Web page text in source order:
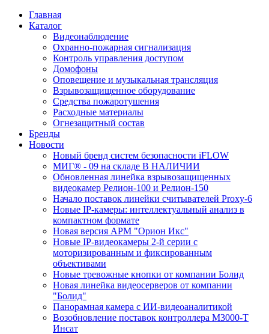
Главная
Каталог
Видеонаблюдение
Охранно-пожарная сигнализация
Контроль управления доступом
Домофоны
Оповещение и музыкальная трансляция
Взрывозащищенное оборудование
Средства пожаротушения
Расходные материалы
Огнезащитный состав
Бренды
Новости
Новый бренд систем безопасности iFLOW
МИГ® - 09 на складе В НАЛИЧИИ
Обновленная линейка взрывозащищенных
видеокамер Релион-100 и Релион-150
Начало поставок линейки считывателей Proxy-6
Новые IP-камеры: интеллектуальный анализ в
компактном формате
Новая версия АРМ "Орион Икс"
Новые IP-видеокамеры 2-й серии с
моторизированным и фиксированным
объективами
Новые тревожные кнопки от компании Болид
Новая линейка видеосерверов от компании
"Болид"
Панорамная камера с ИИ-видеоаналитикой
Возобновление поставок контроллера М3000-Т
Инсат